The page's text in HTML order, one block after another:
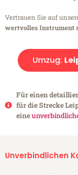
Vertrauen Sie auf
wertvolles Instrument
Umzug:
Für einen
für die Strecke
eine
Unverbindlichen